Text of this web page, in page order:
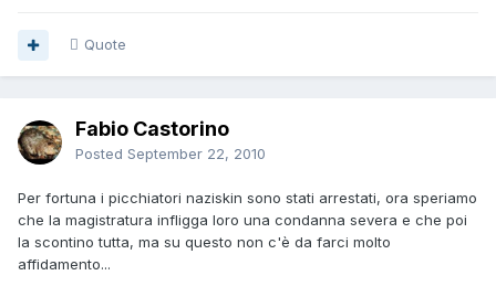
Quote
Fabio Castorino
Posted September 22, 2010
Per fortuna i picchiatori naziskin sono stati arrestati, ora speriamo
che la magistratura infligga loro una condanna severa e che poi
la scontino tutta, ma su questo non c'è da farci molto
affidamento...